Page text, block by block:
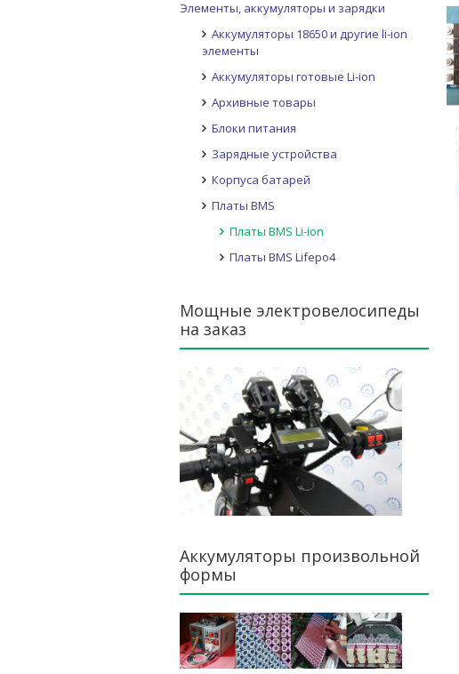
Элементы, аккумуляторы и зарядки
Аккумуляторы 18650 и другие li-ion
элементы
Аккумуляторы готовые Li-ion
Архивные товары
Блоки питания
Зарядные устройства
Корпуса батарей
Платы BMS
Платы BMS Li-ion
Платы BMS Lifepo4
Мощные электровелосипеды
на заказ
Аккумуляторы произвольной
формы